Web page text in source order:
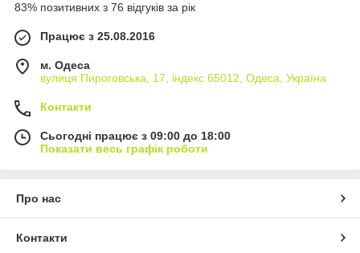
83% позитивних з 76 відгуків за рік
Працює з 25.08.2016
м. Одеса
вулиця Пироговська, 17, індекс 65012, Одеса, Україна
Контакти
Сьогодні працює з 09:00 до 18:00
Показати весь графік роботи
Про нас
Контакти